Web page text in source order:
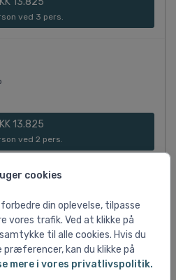
cookies
din oplevelse, tilpasse
vores trafik. Ved at klikke på
til alle cookies. Hvis du
kan du klikke på
mere i vores privatlivspolitik.
ved 3 pers.
13.825
ved 2 pers.
14.375
ved 1 pers.